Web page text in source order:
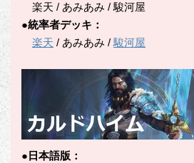
楽天 / あみあみ / 駿河屋
●統率者デッキ：
楽天 / あみあみ /駿河屋
●日本語版：